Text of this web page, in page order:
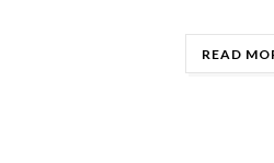
READ